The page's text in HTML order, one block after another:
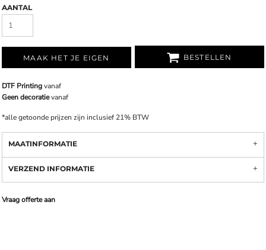
AANTAL
MAAK HET JE EIGEN BESTELLEN
DTF Printingvanaf
Geen decoratievanaf
*alle getoonde prijzen zijn inclusief 21% BTW
MAATINFORMATIE
VERZEND INFORMATIE
Vraag offerte aan